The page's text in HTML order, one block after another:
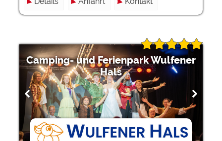
Camping- und Ferienpark Wulfener
Hals